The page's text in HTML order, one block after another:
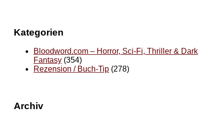
Kategorien
Bloodword.com – Horror, Sci-Fi, Thriller & Dark
Fantasy (354)
Rezension / Buch-Tip (278)
Archiv